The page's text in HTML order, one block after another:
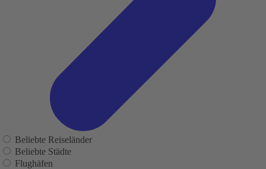
Beliebte Reiseländer
Beliebte Städte
Flughäfen